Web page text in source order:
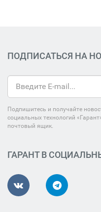
ПОДПИСАТЬСЯ НА
Подпишитесь и получайте
социальных технологий
почтовый ящик.
ГАРАНТ В